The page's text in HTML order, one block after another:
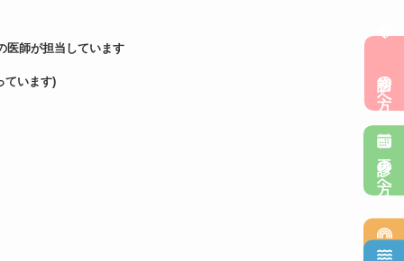
医師が担当しています
ています) 初診の方へ
再診の方へ